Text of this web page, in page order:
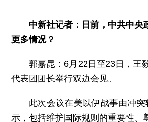
中新社记者：日前，中共中
更多情况？
郭嘉昆：6月22日至23日，王
代表团团长举行双边会见。
此次会议在美以伊战事由冲
示，包括维护国际规则的重要性